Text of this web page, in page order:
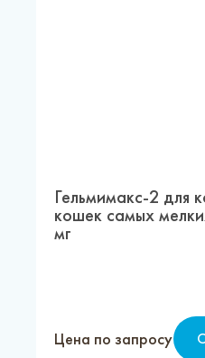
Гельмимакс-2 для
кошек самых
мг
Цена по запросу